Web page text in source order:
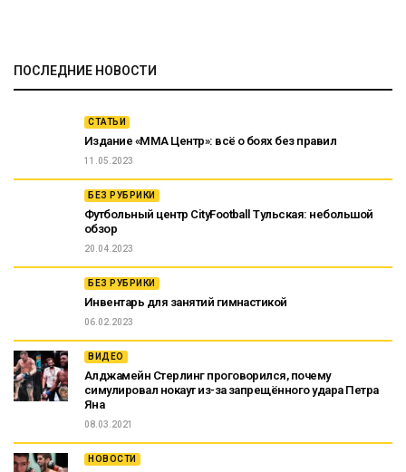
ПОСЛЕДНИЕ НОВОСТИ
СТАТЬИ
Издание «ММА Центр»: всё о боях без правил
11.05.2023
БЕЗ РУБРИКИ
Футбольный центр CityFootball Тульская: небольшой
обзор
20.04.2023
БЕЗ РУБРИКИ
Инвентарь для занятий гимнастикой
06.02.2023
ВИДЕО
Алджамейн Стерлинг проговорился, почему
симулировал нокаут из-за запрещённого удара Петра
Яна
08.03.2021
НОВОСТИ